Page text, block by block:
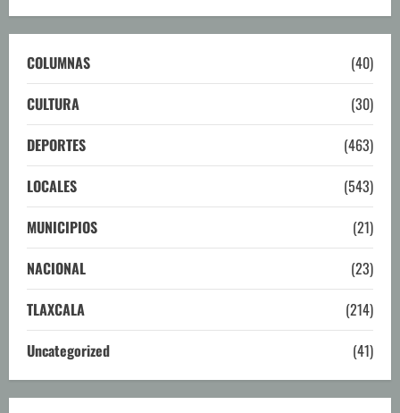
COLUMNAS
(40)
CULTURA
(30)
DEPORTES
(463)
LOCALES
(543)
MUNICIPIOS
(21)
NACIONAL
(23)
TLAXCALA
(214)
Uncategorized
(41)